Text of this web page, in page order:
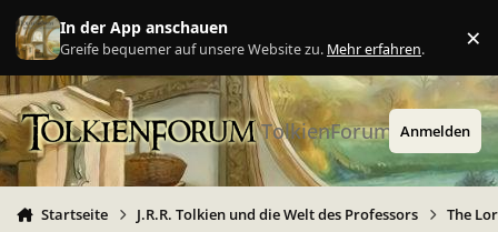
Zu Inhalt springen
In der App anschauen
Greife bequemer auf unsere Website zu. Mehr erfahren. ×
TolkienForum Anmelden
Startseite J.R.R. Tolkien und die Welt des Professors The